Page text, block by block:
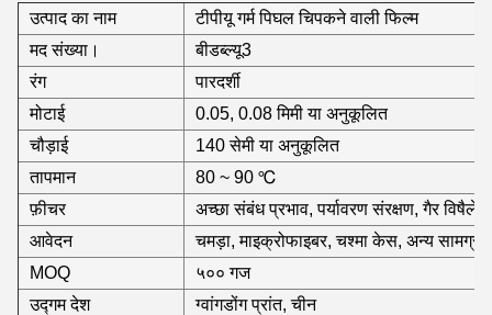
उत्पाद का नाम
टीपीयू गर्म पिघल चिपकने वाली फिल्म
मद संख्या।
बीडब्ल्यू3
रंग
पारदर्शी
मोटाई
0.05, 0.08 मिमी या अनुकूलित
चौड़ाई
140 सेमी या अनुकूलित
तापमान
80 ~ 90 ℃
फ़ीचर
अच्छा संबंध प्रभाव, पर्यावरण संरक्षण, गैर
आवेदन
चमड़ा, माइक्रोफाइबर, चश्मा केस, अन्य
MOQ
५०० गज
उद्गम देश
ग्वांगडोंग प्रांत, चीन